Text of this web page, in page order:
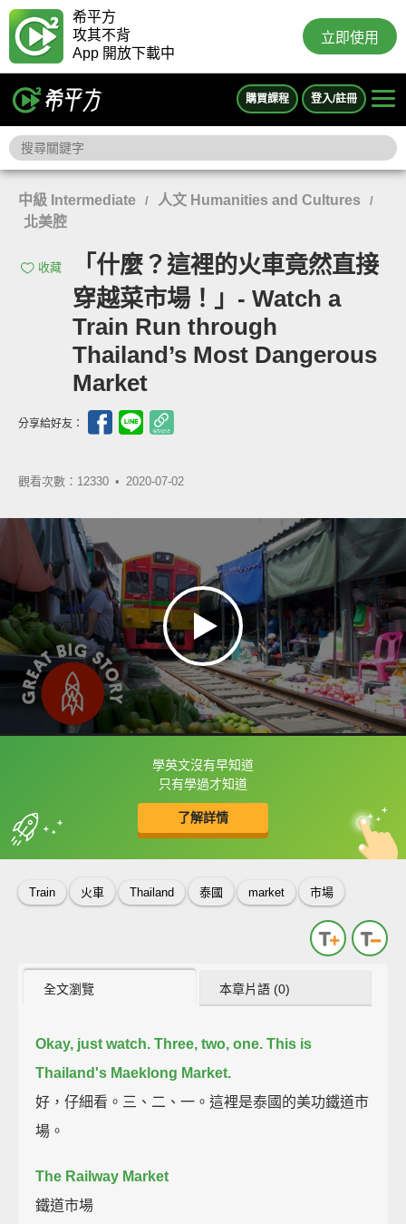
希平方
攻其不背
App 開放下載中
立即使用
購買課程 登入/註冊
中級 Intermediate / 人文 Humanities and Cultures /
北美腔
收藏
「什麼？這裡的火車竟然直接
穿越菜市場！」- Watch a
Train Run through
Thailand’s Most Dangerous
Market
分享給好友：
觀看次數：12330 • 2020-07-02
學英文沒有早知道
只有學過才知道
了解詳情
框選或點兩下字幕可以直接查字典喔！
收錄佳句 中
英
Train 火車 Thailand 泰國 market 市場
全文瀏覽 本章片語 (0)
Okay, just watch. Three, two, one. This is
Thailand's Maeklong Market.
好，仔細看。三、二、一。這裡是泰國的美功鐵道市
場。
The Railway Market
鐵道市場